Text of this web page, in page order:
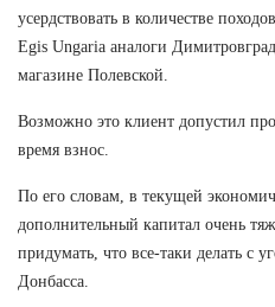
усердствовать в количестве
Egis Ungaria аналоги
магазине Полевской.
Возможно это клиент допустил
время взнос.
По его словам, в текущей
дополнительный капитал очень
придумать, что все-таки делать с
Донбасса.